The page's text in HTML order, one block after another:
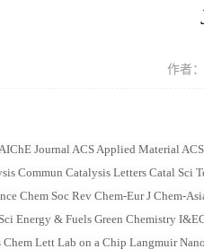
作者
Journal ACS Applied Material
Commun Catalysis Letters Catal Sci
Chem Soc Rev Chem-Eur J Chem-
Energy & Fuels Green Chemistry
Chem Lett Lab on a Chip Langmuir